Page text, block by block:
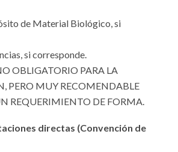
de Material Biológico, si
si corresponde.
OBLIGATORIO PARA LA
PERO MUY RECOMENDABLE
REQUERIMIENTO DE FORMA.
directas (Convención de